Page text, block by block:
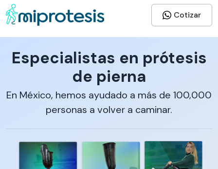
Cotizar
Especialistas en prótesis
de pierna
En México, hemos ayudado a más de 100,000
personas a volver a caminar.